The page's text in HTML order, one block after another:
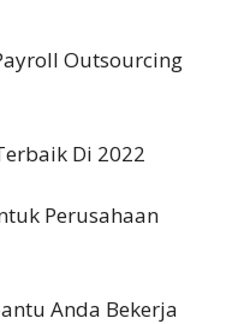
Outsourcing
Di 2022
Perusahaan
Anda Bekerja